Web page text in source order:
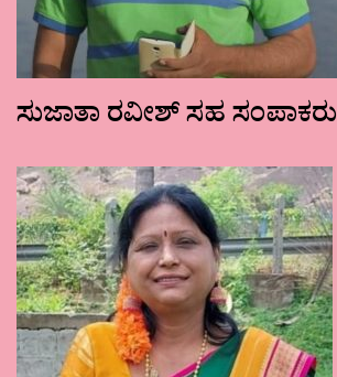
ಸುಜಾತಾ ರವೀಶ್ ಸಹ ಸಂಪಾಕರು